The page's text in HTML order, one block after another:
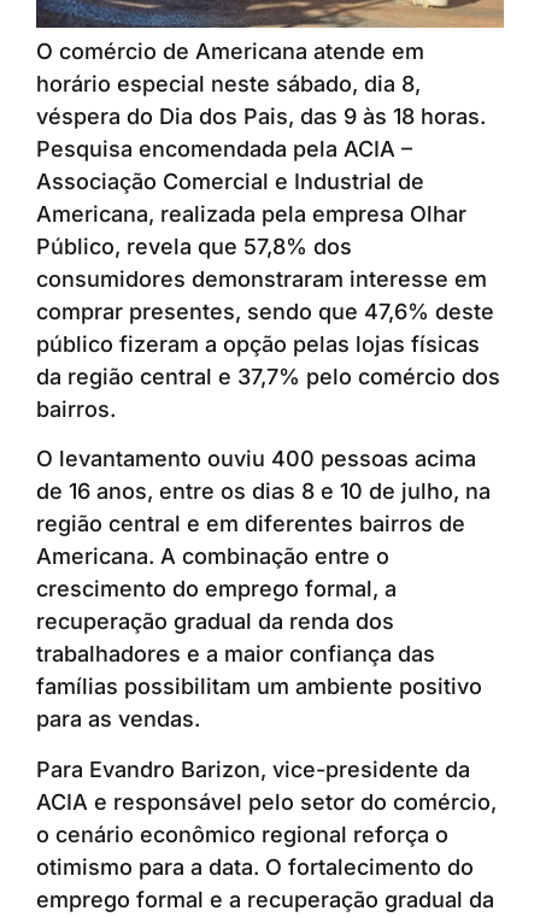
O comércio de Americana atende em
horário especial neste sábado, dia 8,
véspera do Dia dos Pais, das 9 às 18 horas.
Pesquisa encomendada pela ACIA –
Associação Comercial e Industrial de
Americana, realizada pela empresa Olhar
Público, revela que 57,8% dos
consumidores demonstraram interesse em
comprar presentes, sendo que 47,6% deste
público fizeram a opção pelas lojas físicas
da região central e 37,7% pelo comércio dos
bairros.
O levantamento ouviu 400 pessoas acima
de 16 anos, entre os dias 8 e 10 de julho, na
região central e em diferentes bairros de
Americana. A combinação entre o
crescimento do emprego formal, a
recuperação gradual da renda dos
trabalhadores e a maior confiança das
famílias possibilitam um ambiente positivo
para as vendas.
Para Evandro Barizon, vice-presidente da
ACIA e responsável pelo setor do comércio,
o cenário econômico regional reforça o
otimismo para a data. O fortalecimento do
emprego formal e a recuperação gradual da